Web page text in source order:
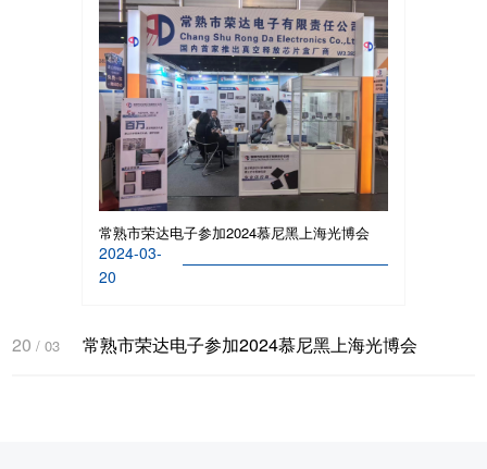
常熟市荣达电子参加2024慕尼黑上海光博会
2024-03-
20
20 / 03 常熟市荣达电子参加2024慕尼黑上海光博会